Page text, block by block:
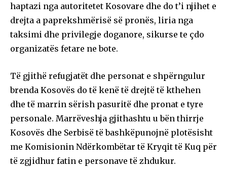
haptazi nga autoritetet Kosovare dhe do t’i njihet e
drejta a paprekshmërisë së pronës, liria nga
taksimi dhe privilegje doganore, sikurse te çdo
organizatës fetare ne bote.
Të gjithë refugjatët dhe personat e shpërngulur
brenda Kosovës do të kenë të drejtë të kthehen
dhe të marrin sërish pasuritë dhe pronat e tyre
personale. Marrëveshja gjithashtu u bën thirrje
Kosovës dhe Serbisë të bashkëpunojnë plotësisht
me Komisionin Ndërkombëtar të Kryqit të Kuq për
të zgjidhur fatin e personave të zhdukur.